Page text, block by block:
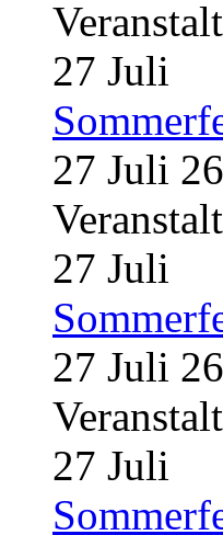
27 Juli
27 Juli 26
27 Juli
27 Juli 26
27 Juli